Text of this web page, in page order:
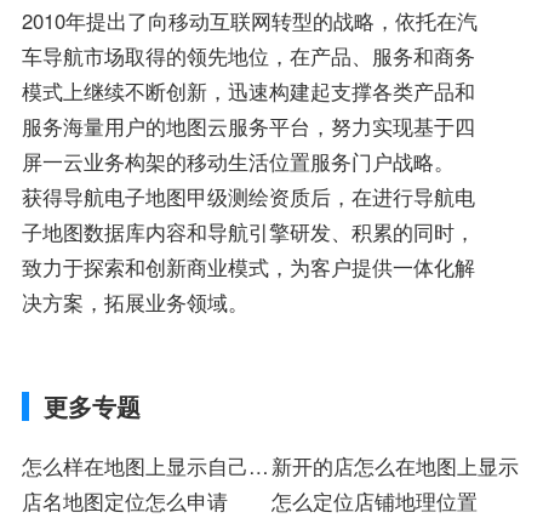
2010年提出了向移动互联网转型的战略，依托在汽
车导航市场取得的领先地位，在产品、服务和商务
模式上继续不断创新，迅速构建起支撑各类产品和
服务海量用户的地图云服务平台，努力实现基于四
屏一云业务构架的移动生活位置服务门户战略。
获得导航电子地图甲级测绘资质后，在进行导航电
子地图数据库内容和导航引擎研发、积累的同时，
致力于探索和创新商业模式，为客户提供一体化解
决方案，拓展业务领域。
更多专题
怎么样在地图上显示自己店
的位置
新开的店怎么在地图上显示
店名地图定位怎么申请
怎么定位店铺地理位置